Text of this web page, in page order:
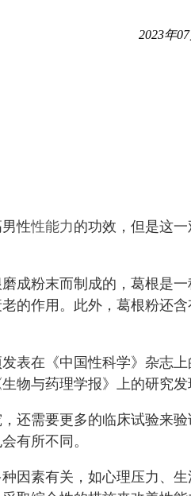
2023年
性性能力的功效，但是这
成粉末而制成的，葛根是
的作用。此外，葛根粉还
表在《中国性科学》杂志
物与药理学报》上的研究
还需要更多的临床试验来
有所不同。
因素有关，如心理压力、